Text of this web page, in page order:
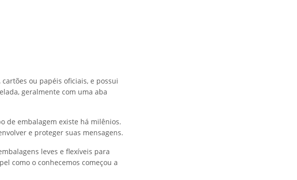
ou papéis oficiais, e possui
geralmente com uma aba
de embalagem existe há milênios.
e proteger suas mensagens.
leves e flexíveis para
como o conhecemos começou a